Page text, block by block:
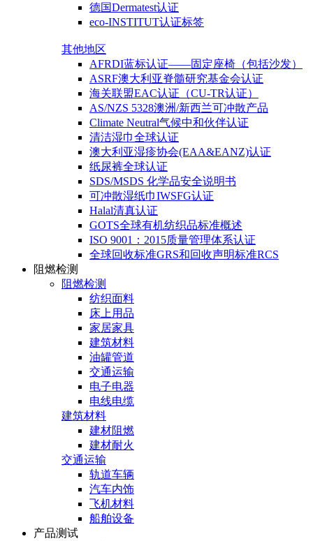
德国Dermatest认证
eco-INSTITUT认证标签
其他地区
AFRDI蓝标认证——固定座椅（包括沙发）
ASRF澳大利亚脊髓研究基金会认证
海关联盟EAC认证（CU-TR认证）
AS/NZS 5328澳洲/新西兰可冲散产品
Climate Neutral气候中和伙伴认证
清洁湿巾全球认证
澳大利亚湿疹协会(EAA&EANZ)认证
纸尿裤全球认证
SDS/MSDS 化学品安全说明书
可冲散湿纸巾IWSFG认证
Halal清真认证
GOTS全球有机纺织品标准概述
ISO 9001：2015质量管理体系认证
全球回收标准GRS和回收声明标准RCS
阻燃检测
阻燃检测
纺织面料
床上用品
家居家具
建筑材料
油罐管道
交通运输
电子电器
电线电缆
建筑材料
建材阻燃
建材耐火
交通运输
轨道车辆
汽车内饰
飞机材料
船舶设备
产品测试